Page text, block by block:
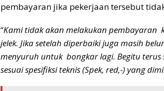
pembayaran jika pekerjaan tersebut
“Kami tidak akan melakukan pembayaran
jelek. Jika setelah diperbaiki juga masih
menyuruh untuk bongkar lagi. Begitu terus
sesuai spesifiksi teknis (Spek, red,-) yang